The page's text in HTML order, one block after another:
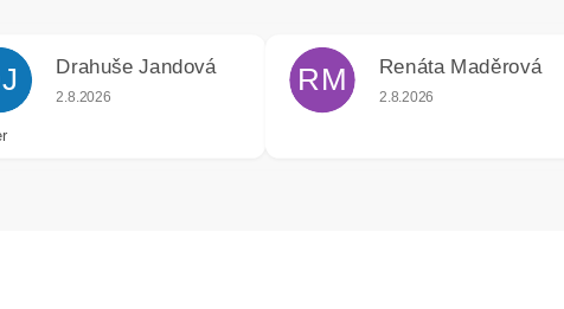
Drahuše Jandová
Hodnocení obchodu je 5 z 5 hvězdiček.
2.8.2026 RM Renáta Maděrová
Hodnocení obchodu je 5
2.8.2026